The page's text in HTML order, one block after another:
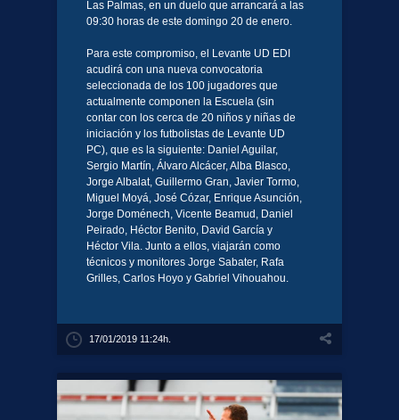
Las Palmas, en un duelo que arrancará a las
09:30 horas de este domingo 20 de enero.
Para este compromiso, el Levante UD EDI
acudirá con una nueva convocatoria
seleccionada de los 100 jugadores que
actualmente componen la Escuela (sin
contar con los cerca de 20 niños y niñas de
iniciación y los futbolistas de Levante UD
PC), que es la siguiente: Daniel Aguilar,
Sergio Martín, Álvaro Alcácer, Alba Blasco,
Jorge Albalat, Guillermo Gran, Javier Tormo,
Miguel Moyá, José Cózar, Enrique Asunción,
Jorge Doménech, Vicente Beamud, Daniel
Peirado, Héctor Benito, David García y
Héctor Vila. Junto a ellos, viajarán como
técnicos y monitores Jorge Sabater, Rafa
Grilles, Carlos Hoyo y Gabriel Vihouahou.
17/01/2019 11:24h.